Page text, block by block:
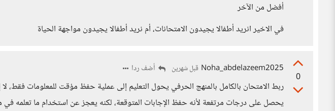
أفضل من الآخر
في الاخير انريد أطفالا يجيدون الامتحانات، أم نريد أطفالا يجيدون مواجهة الحياة
0
Noha_abdelazeem2025 قبل شهرين أضف ردا
ربط الامتحان بالكامل بالمنهج الحرفي يحول التعليم إلى عملية حفظ مؤقت للمعلومات فقط،
يحصل على درجات مرتفعة لأنه حفظ الإجابات المتوقعة، لكنه يعجز عن استخدام ما تعلمه